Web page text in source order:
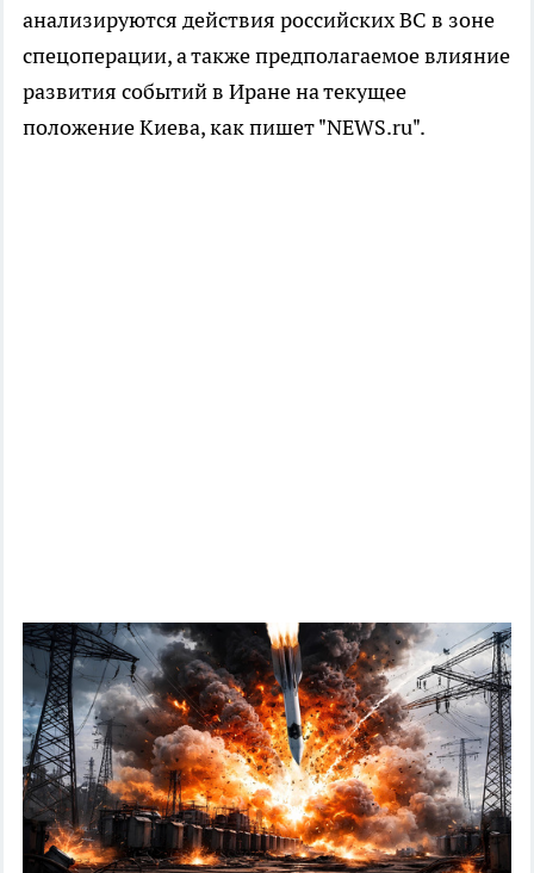
анализируются действия российских ВС в зоне
спецоперации, а также предполагаемое влияние
развития событий в Иране на текущее
положение Киева, как пишет "NEWS.ru".